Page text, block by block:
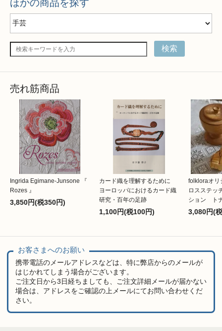
ほかの商品を探す
検索
売れ筋商品
Ingrida Egimane-Junsone 『
Rozes 』
3,850円(税350円)
カード織を理解するために
ヨーロッパにおけるカード織
研究・百年の足跡
1,100円(税100円)
folkloraオ
ロスステッ
ション ト
3,080円(
お客さまへのお願い
携帯電話のメールアドレスなどは、特に弊店からのメールが
はじかれてしまう場合がございます。
ご注文日から3日経ちましても、ご注文詳細メールが届かない
場合は、アドレスをご確認の上メールにてお問い合わせくだ
さい。